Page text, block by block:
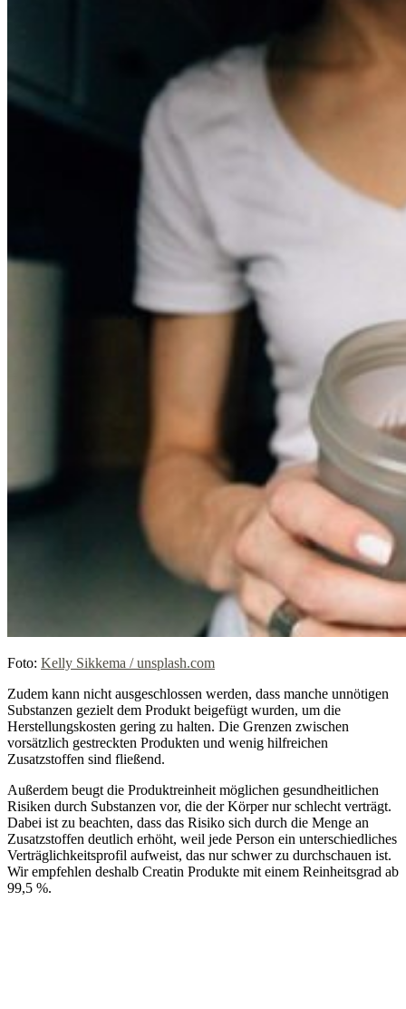
Foto: Kelly Sikkema / unsplash.com
Zudem kann nicht ausgeschlossen werden, dass manche unnötigen
Substanzen gezielt dem Produkt beigefügt wurden, um die
Herstellungskosten gering zu halten. Die Grenzen zwischen
vorsätzlich gestreckten Produkten und wenig hilfreichen
Zusatzstoffen sind fließend.
Außerdem beugt die Produktreinheit möglichen gesundheitlichen
Risiken durch Substanzen vor, die der Körper nur schlecht verträgt.
Dabei ist zu beachten, dass das Risiko sich durch die Menge an
Zusatzstoffen deutlich erhöht, weil jede Person ein unterschiedliches
Verträglichkeitsprofil aufweist, das nur schwer zu durchschauen ist.
Wir empfehlen deshalb Creatin Produkte mit einem Reinheitsgrad ab
99,5 %.